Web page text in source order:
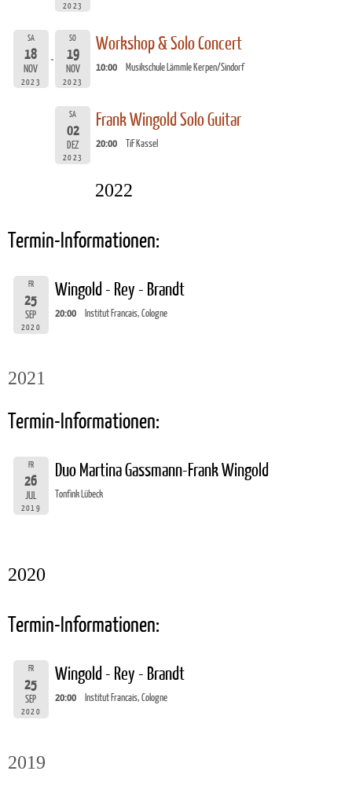
2023
SA
18
NOV
2023
SO
19
NOV
2023
Workshop & Solo Concert
10:00 Musikschule Lämmle Kerpen/Sindorf
SA
02
DEZ
2023
Frank Wingold Solo Guitar
20:00 TiF Kassel
2022
Termin-Informationen:
FR
25
SEP
2020
Wingold - Rey - Brandt
20:00 Institut Francais, Cologne
2021
Termin-Informationen:
FR
26
JUL
2019
Duo Martina Gassmann-Frank Wingold
Tonfink Lübeck
2020
Termin-Informationen:
FR
25
SEP
2020
Wingold - Rey - Brandt
20:00 Institut Francais, Cologne
2019